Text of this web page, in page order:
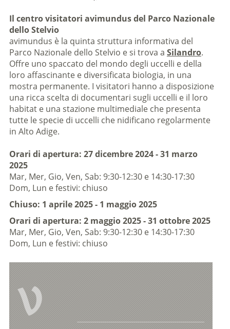
Il centro visitatori avimundus del Parco Nazionale
dello Stelvio
avimundus è la quinta struttura informativa del
Parco Nazionale dello Stelvio e si trova a Silandro.
Offre uno spaccato del mondo degli uccelli e della
loro affascinante e diversificata biologia, in una
mostra permanente. I visitatori hanno a disposizione
una ricca scelta di documentari sugli uccelli e il loro
habitat e una stazione multimediale che presenta
tutte le specie di uccelli che nidificano regolarmente
in Alto Adige.
Orari di apertura: 27 dicembre 2024 - 31 marzo
2025
Mar, Mer, Gio, Ven, Sab: 9:30-12:30 e 14:30-17:30
Dom, Lun e festivi: chiuso
Chiuso: 1 aprile 2025 - 1 maggio 2025
Orari di apertura: 2 maggio 2025 - 31 ottobre 2025
Mar, Mer, Gio, Ven, Sab: 9:30-12:30 e 14:30-17:30
Dom, Lun e festivi: chiuso
V